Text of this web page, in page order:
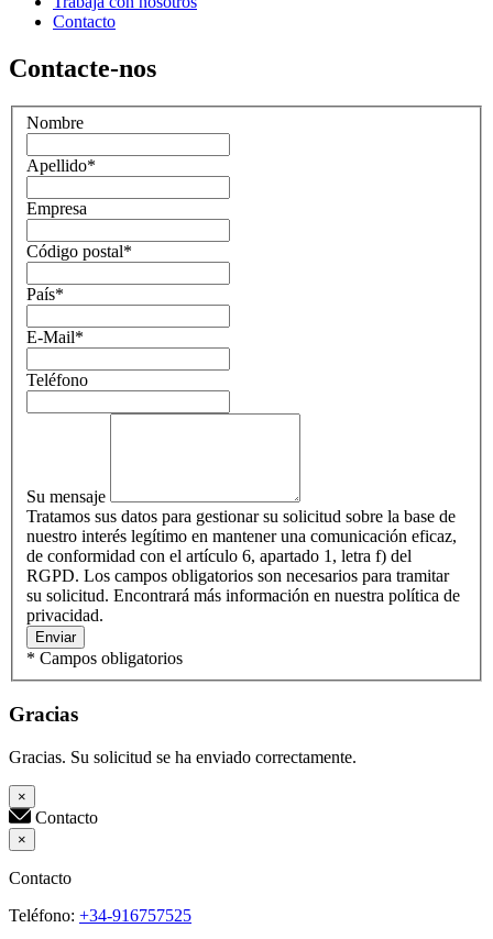
Contacto
Contacte-nos
Nombre
Apellido*
Empresa
Código postal*
País*
E-Mail*
Teléfono
Su mensaje
Tratamos sus datos para gestionar su solicitud sobre la base de
nuestro interés legítimo en mantener una comunicación eficaz,
de conformidad con el artículo 6, apartado 1, letra f) del
RGPD. Los campos obligatorios son necesarios para tramitar
su solicitud. Encontrará más información en nuestra política de
privacidad.
Enviar
* Campos obligatorios
Gracias
Gracias. Su solicitud se ha enviado correctamente.
×
Contacto
×
Contacto
Teléfono: +34-916757525